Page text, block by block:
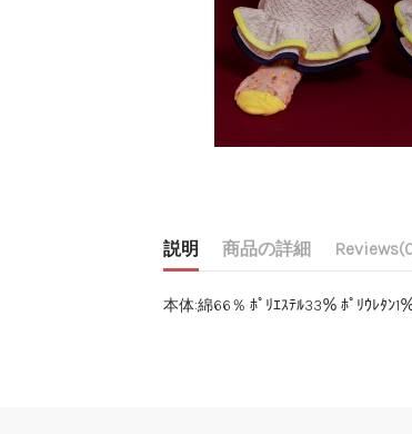
説明 商品の詳細 Reviews
本体:綿66％ ﾎﾟﾘｴｽﾃﾙ33％ ﾎﾟﾘｳﾚﾀﾝ1